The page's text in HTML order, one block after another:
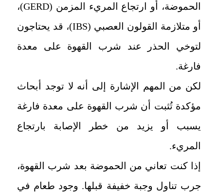
الحموضة، أو ارتجاع المريء المزمن (GERD)،
أو متلازمة القولون العصبي (IBS)، قد يحتاجون
لتوخي الحذر عند شرب القهوة على معدة
فارغة.
لكن من المهم الإشارة إلى أنه لا توجد أبحاث
مؤكدة تُثبت أن شرب القهوة على معدة فارغة
يسبب أو يزيد من خطر الإصابة بارتجاع
المريء.
إذا كنت تعاني من الحموضة بعد شرب القهوة،
جرب تناول وجبة خفيفة قبلها. وجود طعام في